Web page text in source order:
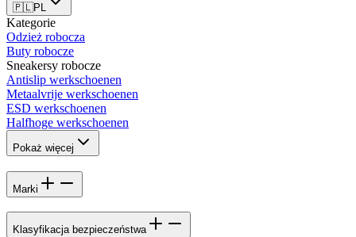
🇵🇱PL
Kategorie
Odzież robocza
Buty robocze
Sneakersy robocze
Antislip werkschoenen
Metaalvrije werkschoenen
ESD werkschoenen
Halfhoge werkschoenen
Pokaż więcej
Marki
Klasyfikacja bezpieczeństwa